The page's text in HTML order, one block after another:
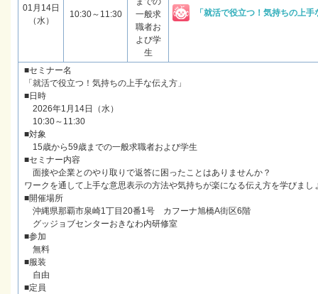
01月14日
（水）
10:30～11:30
一般求
職者お
よび学
生
「就活で役立つ！気持ちの上
■セミナー名
「就活で役立つ！気持ちの上手な伝え方」
■日時
2026年1月14日（水）
10:30～11:30
■対象
15歳から59歳までの一般求職者および学生
■セミナー内容
面接や企業とのやり取りで返答に困ったことはありませんか？
ワークを通して上手な意思表示の方法や気持ちが楽になる伝え方を学びまし
■開催場所
沖縄県那覇市泉崎1丁目20番1号 カフーナ旭橋A街区6階
グッジョブセンターおきなわ内研修室
■参加
無料
■服装
自由
■定員